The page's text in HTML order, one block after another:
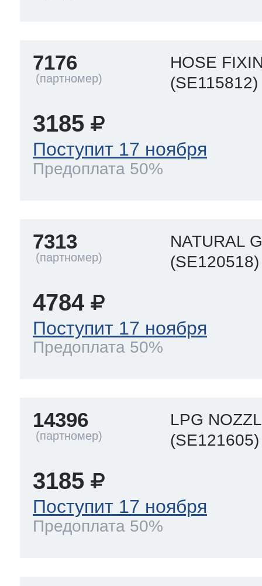
7176
HOSE
(SE115812)
3185
Поступит 17 ноября
Предоплата 50%
7313
NATURAL
(SE120518)
4784
Поступит 17 ноября
Предоплата 50%
14396
LPG
(SE121605)
3185
Поступит 17 ноября
Предоплата 50%